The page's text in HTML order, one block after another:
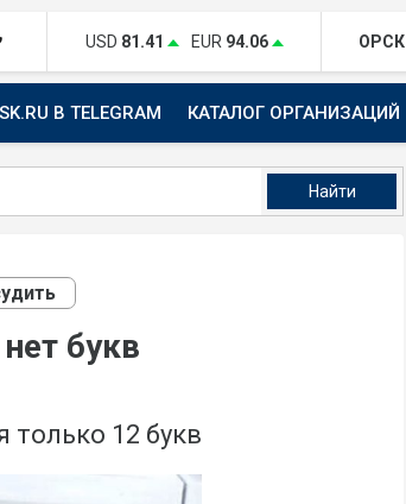
USD 81.41 EUR 94.06 ОРСК
В TELEGRAM КАТАЛОГ ОРГАНИЗАЦИЙ
букв
только 12 букв